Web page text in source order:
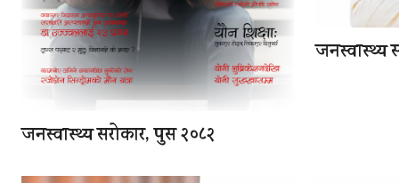
जनस्वास्थ्य सरोकार, पुस २०८२
जनस्वास्थ्य